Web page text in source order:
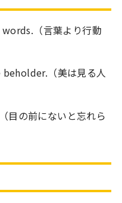
（言葉より行動
（美は見る人
の前にないと忘れら